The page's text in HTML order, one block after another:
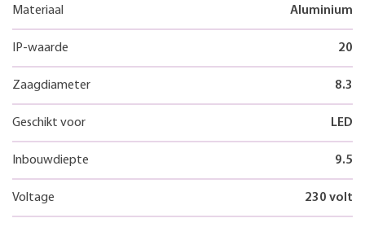
Materiaal Aluminium
IP-waarde 20
Zaagdiameter 8.3
Geschikt voor LED
Inbouwdiepte 9.5
Voltage 230 volt